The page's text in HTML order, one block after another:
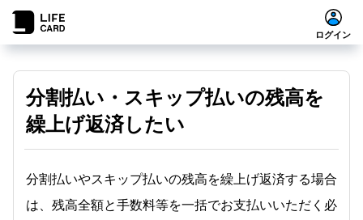
ログイン
分割払い・スキップ払いの残高を
繰上げ返済したい
分割払いやスキップ払いの残高を繰上げ返済する場合
は、残高全額と手数料等を一括でお支払いいただく必